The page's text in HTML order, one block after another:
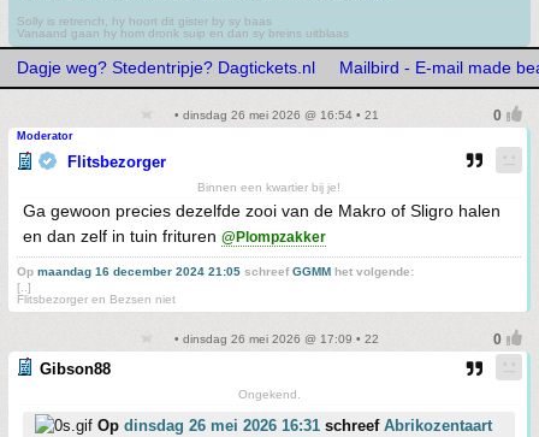
Solly is retrench, hy hoort dit gister by sy baas
Vanaand gaan hy hom dronk suip en dan sy breins uitblaas
Dagje weg? Stedentripje? Dagtickets.nl Mailbird - E-mail made
• dinsdag 26 mei 2026 @ 16:54 • 21
Moderator
Flitsbezorger
Binnen een kwartier bij je!
Ga gewoon precies dezelfde zooi van de Makro of Sligro halen
en dan zelf in tuin frituren @Plompzakker
Op maandag 16 december 2024 21:05 schreefGGMM het volgende:
[..]
Flitsbezorger en Bezsen niet
• dinsdag 26 mei 2026 @ 17:09 • 22
Gibson88
Ongekend.
Op dinsdag 26 mei 2026 16:31 schreef Abrikozentaart